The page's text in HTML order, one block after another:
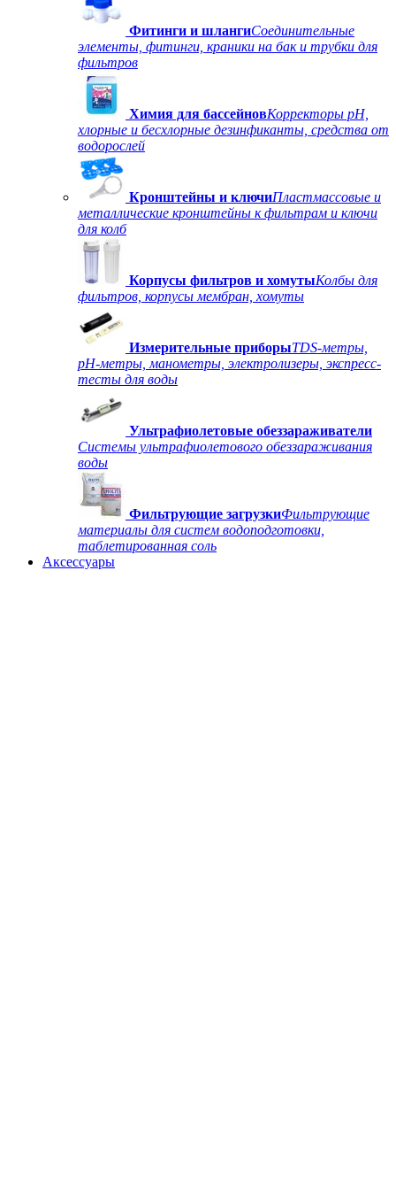
Фитинги и шлангиСоединительные
элементы, фитинги, краники на бак и трубки для
фильтров
Химия для бассейновКорректоры рН,
хлорные и бесхлорные дезинфиканты, средства от
водорослей
Кронштейны и ключиПластмассовые и
металлические кронштейны к фильтрам и ключи
для колб
Корпусы фильтров и хомутыКолбы для
фильтров, корпусы мембран, хомуты
Измерительные приборыTDS-метры,
рН-метры, манометры, электролизеры, экспресс-
тесты для воды
Ультрафиолетовые обеззараживатели
Системы ультрафиолетового обеззараживания
воды
Фильтрующие загрузкиФильтрующие
материалы для систем водоподготовки,
таблетированная соль
Аксессуары